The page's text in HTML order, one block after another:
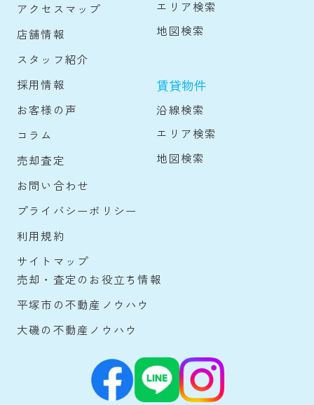
アクセスマップ
店舗情報
スタッフ紹介
採用情報
お客様の声
コラム
売却査定
お問い合わせ
プライバシーポリシー
利用規約
サイトマップ
エリア検索
地図検索
賃貸物件
沿線検索
エリア検索
地図検索
売却・査定のお役立ち情報
平塚市の不動産ノウハウ
大磯の不動産ノウハウ